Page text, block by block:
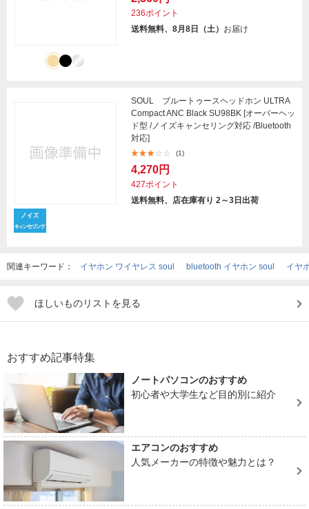
236ポイント
送料無料、8月8日（土） お届け
SOUL ブルートゥースヘッドホン ULTRA
Compact ANC Black SU98BK [オーバーヘッ
ド型 /ノイズキャンセリング対応 /Bluetooth
対応]
(1)
4,270円
427ポイント
送料無料、店在庫有り 2～3日出荷
関連キーワード： イヤホン ワイヤレス soul bluetooth イヤホン soul イヤ
ほしいものリストを見る
おすすめ記事特集
ノートパソコンのおすすめ
初心者や大学生など目的別に紹介
エアコンのおすすめ
人気メーカーの特徴や魅力とは？